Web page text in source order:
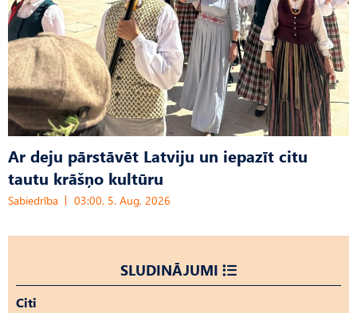
Ar deju pārstāvēt Latviju un iepazīt citu
tautu krāšņo kultūru
Sabiedrība 03:00, 5. Aug, 2026
SLUDINĀJUMI
Citi